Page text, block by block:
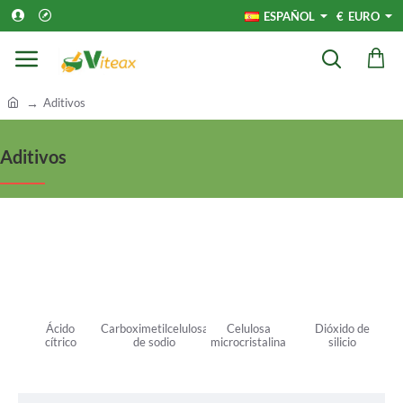
ESPAÑOL € EURO
o
e
Aditivos
Aditivos
Ácido
cítrico
Carboximetilcelulosa
de sodio
Celulosa
microcristalina
Dióxido de
silicio